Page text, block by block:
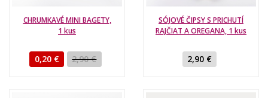
CHRUMKAVÉ MINI BAGETY,
1 kus
0,20 € 2,90 €
SÓJOVÉ ČIPSY S PRICHUTÍ
RAJČIAT A OREGANA, 1 kus
2,90 €